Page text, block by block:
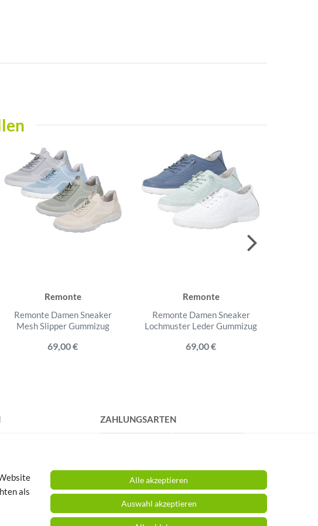
Remonte
Remonte Damen Sneaker
Mesh Slipper Gummizug
69,00 €
Remonte
Remonte Damen Sneaker
Lochmuster Leder Gummizug
69,00 €
ZAHLUNGSARTEN
als
Alle akzeptieren
Auswahl akzeptieren